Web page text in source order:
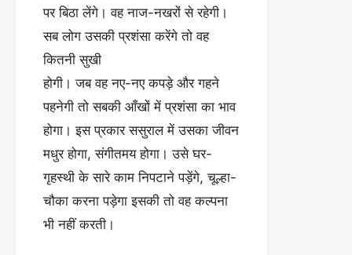
पर बिठा लेंगे। वह नाज-नखरों से रहेगी।
सब लोग उसकी प्रशंसा करेंगे तो वह
कितनी सुखी
होगी। जब वह नए-नए कपड़े और गहने
पहनेगी तो सबकी आँखों में प्रशंसा का भाव
होगा। इस प्रकार ससुराल में उसका जीवन
मधुर होगा, संगीतमय होगा। उसे घर-
गृहस्थी के सारे काम निपटाने पड़ेंगे, चूल्हा-
चौका करना पड़ेगा इसकी तो वह कल्पना
भी नहीं करती।